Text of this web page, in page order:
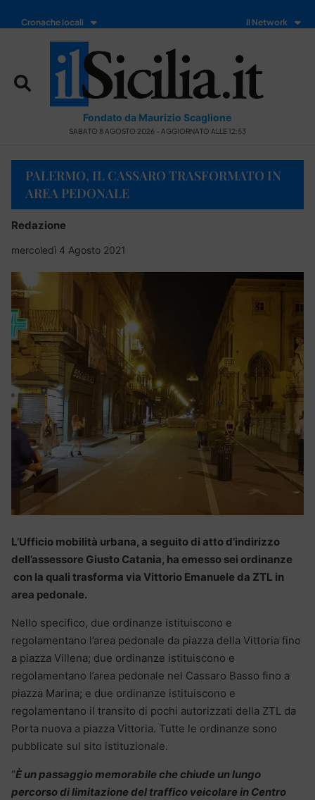
Cronache locali Il Network
Fondato da Maurizio Scaglione
SABATO 8 AGOSTO 2026 - AGGIORNATO ALLE 12:53
PALERMO, IL CASSARO TRASFORMATO IN
AREA PEDONALE
Redazione
mercoledì 4 Agosto 2021
L’Ufficio mobilità urbana, a seguito di atto d’indirizzo
dell’assessore Giusto Catania, ha emesso sei ordinanze
con la quali trasforma via Vittorio Emanuele da ZTL in
area pedonale.
Nello specifico, due ordinanze istituiscono e
regolamentano l’area pedonale da piazza della Vittoria fino
a piazza Villena; due ordinanze istituiscono e
regolamentano l’area pedonale nel Cassaro Basso fino a
piazza Marina; e due ordinanze istituiscono e
regolamentano il transito di pochi autorizzati della ZTL da
Porta nuova a piazza Vittoria. Tutte le ordinanze sono
pubblicate sul sito istituzionale.
“È un passaggio memorabile che chiude un lungo
percorso di limitazione del traffico veicolare in Centro